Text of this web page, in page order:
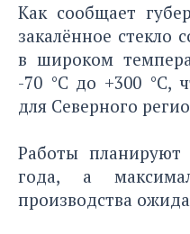
Как сообщает
закалённое стекло
в широком
-70 °C до +300 °C,
для Северного
Работы
года, а
производства